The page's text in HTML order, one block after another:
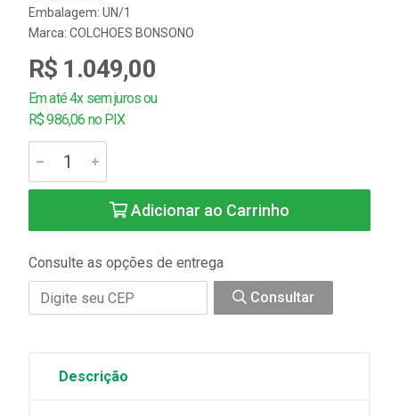
Embalagem: UN/1
Marca: COLCHOES BONSONO
R$ 1.049,00
Em até 4x sem juros ou
R$ 986,06 no PIX
Adicionar ao Carrinho
Consulte as opções de entrega
Consultar
Descrição